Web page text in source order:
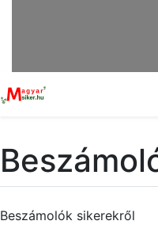
Beszámolók sikerekről